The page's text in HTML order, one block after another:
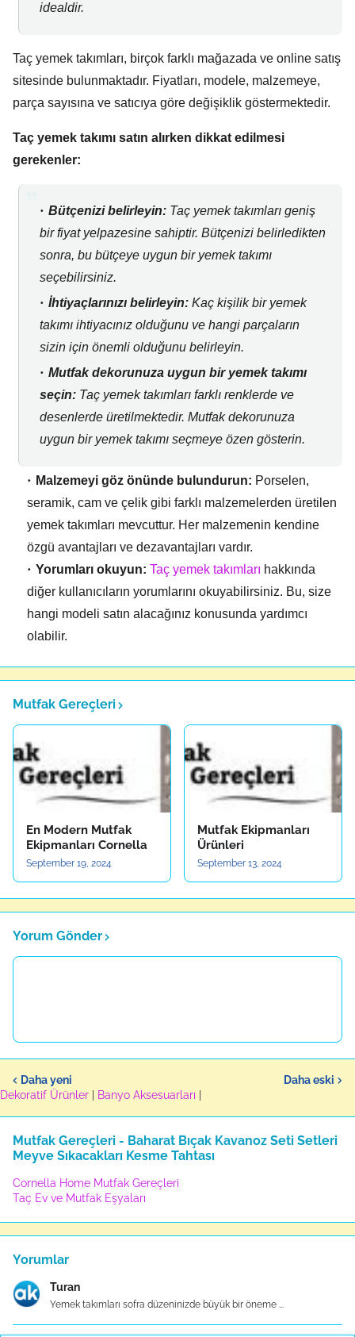
idealdir.
Taç yemek takımları, birçok farklı mağazada ve online satış
sitesinde bulunmaktadır. Fiyatları, modele, malzemeye,
parça sayısına ve satıcıya göre değişiklik göstermektedir.
Taç yemek takımı satın alırken dikkat edilmesi
gerekenler:
Bütçenizi belirleyin:Taç yemek takımları geniş
bir fiyat yelpazesine sahiptir. Bütçenizi belirledikten
sonra, bu bütçeye uygun bir yemek takımı
seçebilirsiniz.
İhtiyaçlarınızı belirleyin:Kaç kişilik bir yemek
takımı ihtiyacınız olduğunu ve hangi parçaların
sizin için önemli olduğunu belirleyin.
Mutfak dekorunuza uygun bir yemek takımı
seçin:Taç yemek takımları farklı renklerde ve
desenlerde üretilmektedir. Mutfak dekorunuza
uygun bir yemek takımı seçmeye özen gösterin.
Malzemeyi göz önünde bulundurun: Porselen,
seramik, cam ve çelik gibi farklı malzemelerden üretilen
yemek takımları mevcuttur. Her malzemenin kendine
özgü avantajları ve dezavantajları vardır.
Yorumları okuyun: Taç yemek takımları hakkında
diğer kullanıcıların yorumlarını okuyabilirsiniz. Bu, size
hangi modeli satın alacağınız konusunda yardımcı
olabilir.
Mutfak Gereçleri
En Modern Mutfak
Ekipmanları Cornella
September 19, 2024
Mutfak Ekipmanları
Ürünleri
September 13, 2024
Yorum Gönder
Daha yeni
Daha eski
Dekoratif Ürünler
Banyo Aksesuarları
Mutfak Gereçleri - Baharat Bıçak Kavanoz Seti Setleri
Meyve Sıkacakları Kesme Tahtası
Cornella Home Mutfak Gereçleri
Taç Ev ve Mutfak Eşyaları
Yorumlar
Turan
Yemek takımları sofra düzeninizde büyük bir öneme ...